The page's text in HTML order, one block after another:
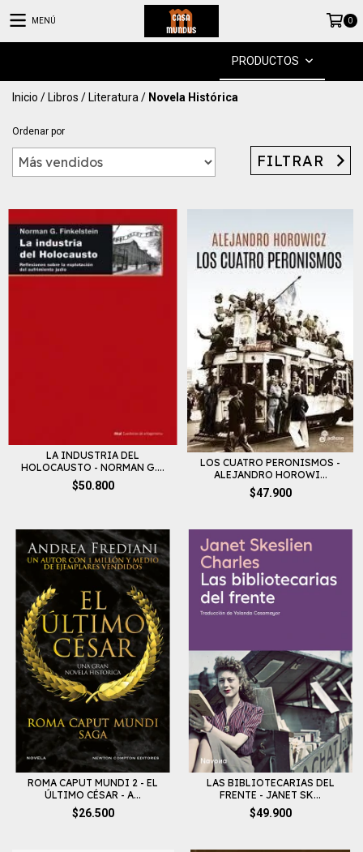
MENÚ 0
PRODUCTOS
Inicio / Libros / Literatura / Novela Histórica
Ordenar por
FILTRAR
LA INDUSTRIA DEL
HOLOCAUSTO - NORMAN G....
$50.800
LOS CUATRO PERONISMOS -
ALEJANDRO HOROWI...
$47.900
ROMA CAPUT MUNDI 2 - EL
ÚLTIMO CÉSAR - A...
$26.500
LAS BIBLIOTECARIAS DEL
FRENTE - JANET SK...
$49.900